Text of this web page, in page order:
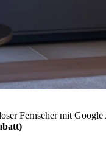
Fernseher mit Google